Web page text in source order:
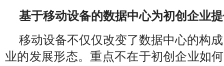
基于移动设备的数据中心为初创企业
移动设备不仅仅改变了数据中心的构
业的发展形态。重点不在于初创企业如